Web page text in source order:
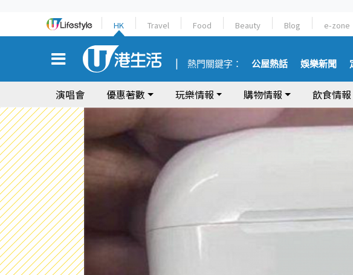
HK Travel Food Beauty Blog e-zone
熱門關鍵字： 公屋熱話 娛樂新聞
演唱會 優惠著數 玩樂情報 購物情報 飲食情報